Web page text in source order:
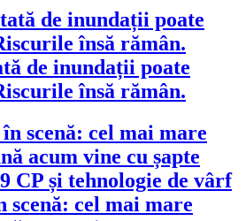
de inundații poate
însă rămân.
cel mai mare